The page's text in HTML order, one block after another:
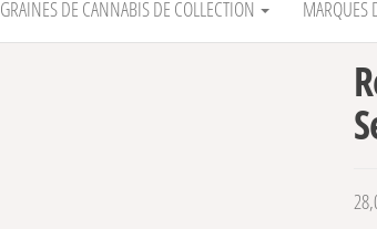
GRAINES DE CANNABIS DE COLLECTION MARQUES